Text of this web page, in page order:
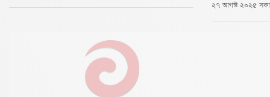
২৭ আগস্ট ২০২৫